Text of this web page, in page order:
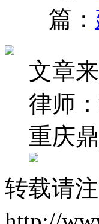
篇：
文章来
律师：
重庆
转载请